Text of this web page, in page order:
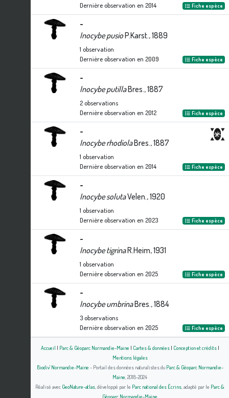
Dernière observation en 2014 Fiche espèce
-
Inocybe pusioP.Karst., 1889
1 observation
Dernière observation en 2009 Fiche espèce
-
Inocybe putillaBres., 1887
2observations
Dernière observation en 2012 Fiche espèce
-
Inocybe rhodiolaBres., 1887
1 observation
Dernière observation en 2014 Fiche espèce
-
Inocybe solutaVelen., 1920
1 observation
Dernière observation en 2023 Fiche espèce
-
Inocybe tigrinaR.Heim, 1931
1 observation
Dernière observation en 2025 Fiche espèce
-
Inocybe umbrinaBres., 1884
3observations
Dernière observation en 2025 Fiche espèce
Accueil | Parc & Géoparc Normandie-Maine | Cartes & données| Conception et crédits|
Mentions légales
Biodiv' Normandie-Maine - Portail des données naturalistes du Parc & Géoparc Normandie-
Maine , 2018-2024
Réalisé avec GeoNature-atlas , développé par le Parc national des Écrins , adapté par le Parc &
Géoparc Normandie-Maine